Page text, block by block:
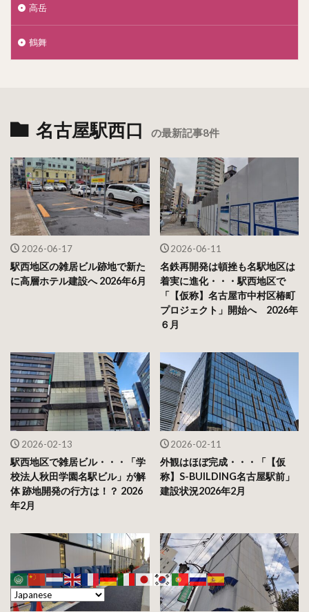
高岳
鶴舞
名古屋駅西口 の最新記事8件
2026-06-17
駅西地区の雑居ビル跡地で新た
に高層ホテル建設へ 2026年6月
2026-06-11
名鉄再開発は頓挫も名駅地区は
着実に進化・・・駅西地区で
「【仮称】名古屋市中村区椿町
プロジェクト」開始へ 2026年
６月
2026-02-13
駅西地区で雑居ビル・・・「学
校法人秋田学園名駅ビル」が解
体 跡地開発の行方は！？ 2026
年2月
2026-02-11
外観はほぼ完成・・・「【仮
称】S-BUILDING名古屋駅前」
建設状況2026年2月